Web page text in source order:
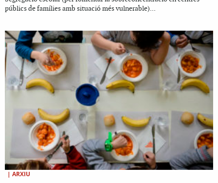
públics de famílies amb situació més vulnerable)...
| ARXIU